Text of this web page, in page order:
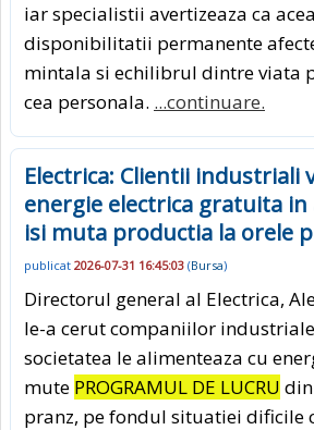
iar specialistii avertizeaza ca
disponibilitatii permanente
mintala si echilibrul dintre viata
cea personala. ...continuare.
Electrica: Clientii industriali
energie electrica gratuita in
isi muta productia la orele
publicat 2026-07-31 16:45:03 (Bursa)
Directorul general al Electrica,
le-a cerut companiilor
societatea le alimenteaza cu
mute PROGRAMUL DE LUCRU
pranz, pe fondul situatiei dificile